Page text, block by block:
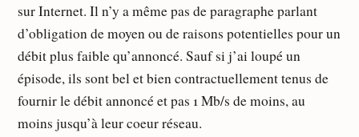
sur Internet. Il n’y a même pas de paragraphe parlant
d’obligation de moyen ou de raisons potentielles pour un
débit plus faible qu’annoncé. Sauf si j’ai loupé un
épisode, ils sont bel et bien contractuellement tenus de
fournir le débit annoncé et pas 1 Mb/s de moins, au
moins jusqu’à leur coeur réseau.